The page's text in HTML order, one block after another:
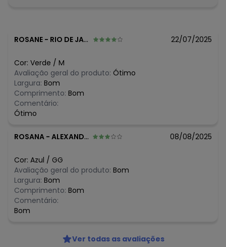
ROSANE - RIO DE JANEIRO - RJ 22/07/2025
Cor: Verde / M
Avaliação geral do produto: Ótimo
Largura: Bom
Comprimento: Bom
Comentário:
Ótimo
ROSANA - ALEXANDRIA - RN 08/08/2025
Cor: Azul / GG
Avaliação geral do produto: Bom
Largura: Bom
Comprimento: Bom
Comentário:
Bom
Ver todas as avaliações